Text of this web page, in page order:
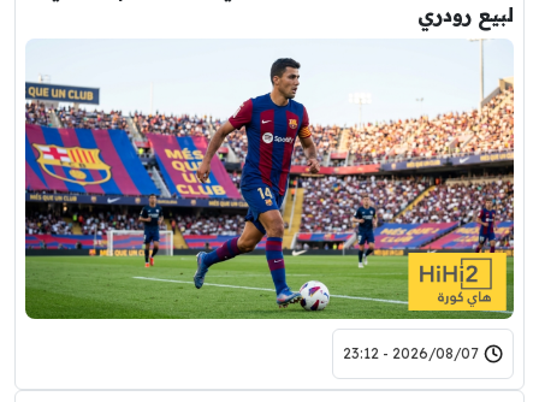
لبيع رودري
2026/08/07 - 23:12